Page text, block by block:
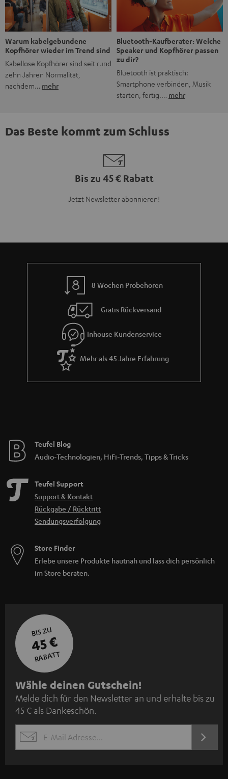
Warum kabelgebundene
Kopfhörer wieder im Trend sind
Kabellose Kopfhörer sind seit rund
zehn Jahren Normalität,
nachdem… mehr
Bluetooth-Kaufberater: Welche
Speaker und Kopfhörer passen
zu dir?
Bluetooth ist praktisch:
Smartphone verbinden, Musik
starten, fertig.… mehr
Das Beste kommt zum Schluss
Bis zu 45 € Rabatt
Jetzt Newsletter abonnieren!
8 Wochen Probehören
Gratis Rückversand
Inhouse Kundenservice
Mehr als 45 Jahre Erfahrung
Teufel Blog
Audio-Technologien, HiFi-Trends, Tipps & Tricks
Teufel Support
Support & Kontakt
Rückgabe / Rücktritt
Sendungsverfolgung
Store Finder
Erlebe unsere Produkte hautnah und lass dich persönlich
im Store beraten.
BIS ZU
45 €
RABATT
N
e
w
s
l
Wähle deinen Gutschein!
Melde dich für den Newsletter an und erhalte bis zu
45 € als Dankeschön.
EMAIL
JETZT